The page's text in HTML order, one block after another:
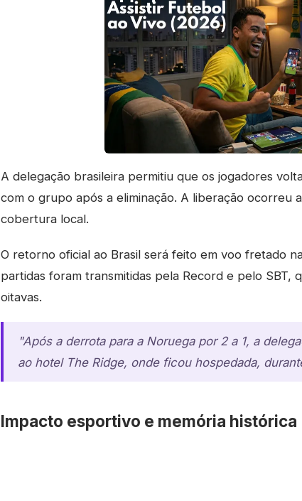
A delegação brasileira permitiu que os jogadores
com o grupo após a eliminação. A liberação ocorreu
cobertura local.
O retorno oficial ao Brasil será feito em voo fretado
partidas foram transmitidas pela Record e pelo SBT,
oitavas.
"Após a derrota para a Noruega por 2 a 1, a
ao hotel The Ridge, onde ficou hospedada,
Impacto esportivo e memória histórica